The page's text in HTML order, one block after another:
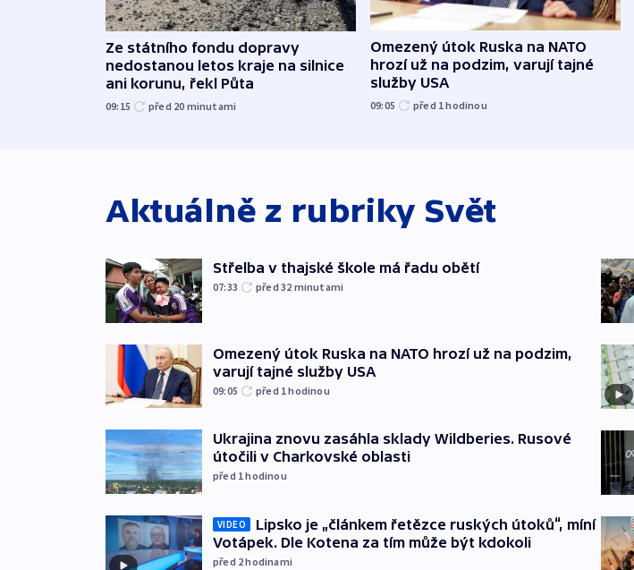
Ze státního fondu dopravy
nedostanou letos kraje na silnice
ani korunu, řekl Půta
09:15 před 20 minutami
Omezený útok Ruska na NATO
hrozí už na podzim, varují tajné
služby USA
09:05 před 1hodinou
Aktuálně z rubriky Svět
Střelba v thajské škole má řadu obětí
07:33 před 32 minutami
Omezený útok Ruska na NATO hrozí už na podzim,
varují tajné služby USA
09:05 před 1hodinou
Ukrajina znovu zasáhla sklady Wildberies. Rusové
útočili v Charkovské oblasti
před 1hodinou
VIDEO
Lipsko je „článkem řetězce ruských útoků“, míní
Votápek. Dle Kotena za tím může být kdokoli
před 2hodinami